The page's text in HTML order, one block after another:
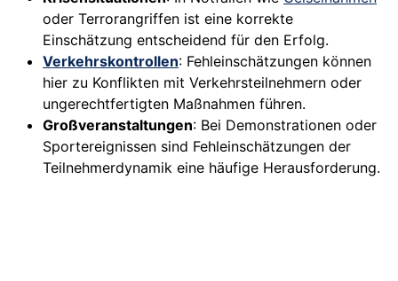
oder Terrorangriffen ist eine korrekte
Einschätzung entscheidend für den Erfolg.
Verkehrskontrollen: Fehleinschätzungen können
hier zu Konflikten mit Verkehrsteilnehmern oder
ungerechtfertigten Maßnahmen führen.
Großveranstaltungen: Bei Demonstrationen oder
Sportereignissen sind Fehleinschätzungen der
Teilnehmerdynamik eine häufige Herausforderung.